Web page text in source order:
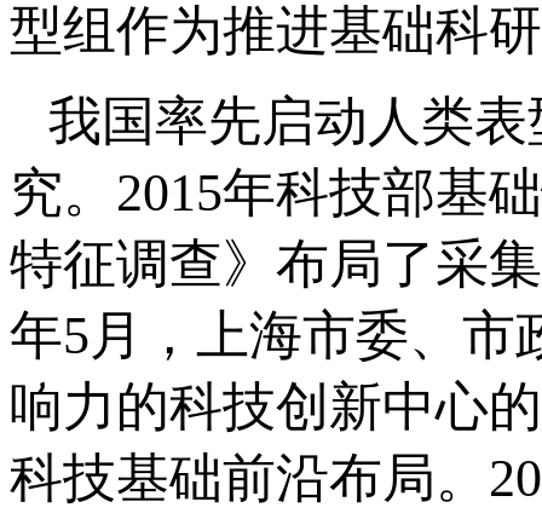
型组作为推进基础科
我国率先启动人类
究。2015年科技部基
特征调查》布局了采
年5月，上海市委、市
响力的科技创新中心
科技基础前沿布局。